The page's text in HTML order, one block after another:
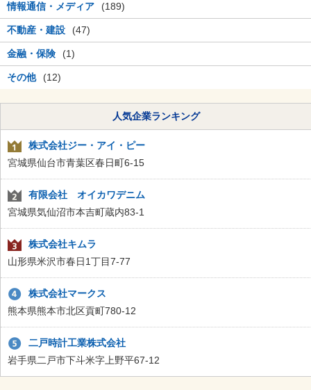
情報通信・メディア (189)
不動産・建設 (47)
金融・保険 (1)
その他 (12)
人気企業ランキング
株式会社ジー・アイ・ピー
宮城県仙台市青葉区春日町6-15
有限会社 オイカワデニム
宮城県気仙沼市本吉町蔵内83-1
株式会社キムラ
山形県米沢市春日1丁目7-77
株式会社マークス
熊本県熊本市北区貢町780-12
二戸時計工業株式会社
岩手県二戸市下斗米字上野平67-12